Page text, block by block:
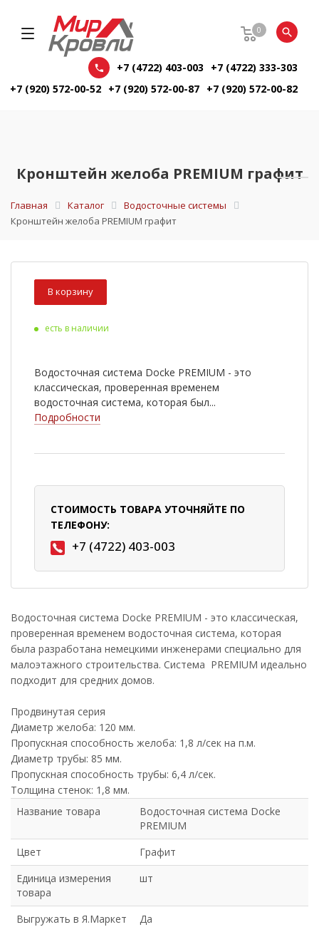
0
+7 (4722) 403-003
+7 (4722) 333-303
+7 (920) 572-00-52 +7 (920) 572-00-87 +7 (920) 572-00-82
Кронштейн желоба PREMIUM графит
Главная Каталог
Водосточные системы
Кронштейн желоба PREMIUM графит
В корзину
есть в наличии
Водосточная система Docke PREMIUM - это
классическая, проверенная временем
водосточная система, которая был...
Подробности
СТОИМОСТЬ ТОВАРА УТОЧНЯЙТЕ ПО
ТЕЛЕФОНУ:
+7 (4722) 403-003
Водосточная система Docke PREMIUM - это классическая,
проверенная временем водосточная система, которая
была разработана немецкими инженерами специально для
малоэтажного строительства. Система PREMIUM идеально
подходит для средних домов.
Продвинутая серия
Диаметр желоба: 120 мм.
Пропускная способность желоба: 1,8 л/сек на п.м.
Диаметр трубы: 85 мм.
Пропускная способность трубы: 6,4 л/сек.
Толщина стенок: 1,8 мм.
Название товара
Водосточная система Docke
PREMIUM
Цвет
Графит
Единица измерения
товара
шт
Выгружать в Я.Маркет Да